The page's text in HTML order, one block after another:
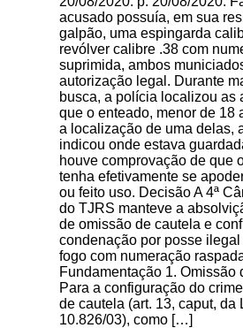
acusado possuía, em sua
galpão, uma espingarda
revólver calibre .38 com
suprimida, ambos
autorização legal. Durante
busca, a polícia localizou as
que o enteado, menor de 18
a localização de uma delas,
indicou onde estava
houve comprovação de que
tenha efetivamente se
ou feito uso. Decisão A 4ª
do TJRS manteve a
de omissão de cautela e
condenação por posse
fogo com numeração
Fundamentação 1. Omissão
Para a configuração do
de cautela (art. 13, caput, da
10.826/03), como […]